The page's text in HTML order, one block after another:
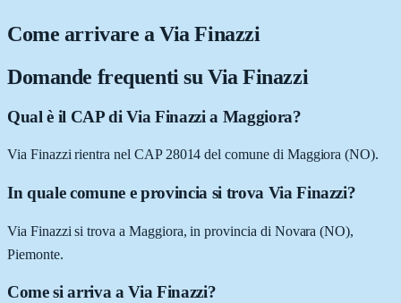
Come arrivare aVia Finazzi
Domande frequenti su Via Finazzi
Qual è il CAP di Via Finazzi a Maggiora?
Via Finazzi rientra nel CAP 28014 del comune di Maggiora (NO).
In quale comune e provincia si trova Via Finazzi?
Via Finazzi si trova a Maggiora, in provincia di Novara (NO),
Piemonte.
Come si arriva a Via Finazzi?